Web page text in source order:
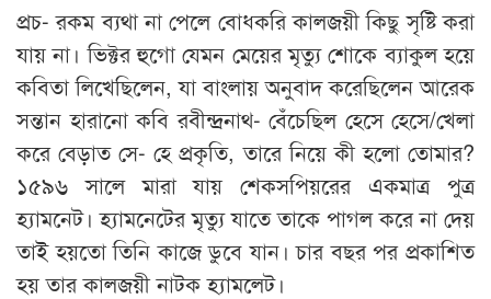
প্রচ- রকম ব্যথা না পেলে বোধকরি কালজয়ী কিছু সৃষ্টি করা
যায় না। ভিক্টর হুগো যেমন মেয়ের মৃত্যু শোকে ব্যাকুল হয়ে
কবিতা লিখেছিলেন, যা বাংলায় অনুবাদ করেছিলেন আরেক
সন্তান হারানো কবি রবীন্দ্রনাথ- বেঁচেছিল হেসে হেসে/খেলা
করে বেড়াত সে- হে প্রকৃতি, তারে নিয়ে কী হলো তোমার?
১৫৯৬ সালে মারা যায় শেকসপিয়রের একমাত্র পুত্র
হ্যামনেট। হ্যামনেটের মৃত্যু যাতে তাকে পাগল করে না দেয়
তাই হয়তো তিনি কাজে ডুবে যান। চার বছর পর প্রকাশিত
হয় তার কালজয়ী নাটক হ্যামলেট।